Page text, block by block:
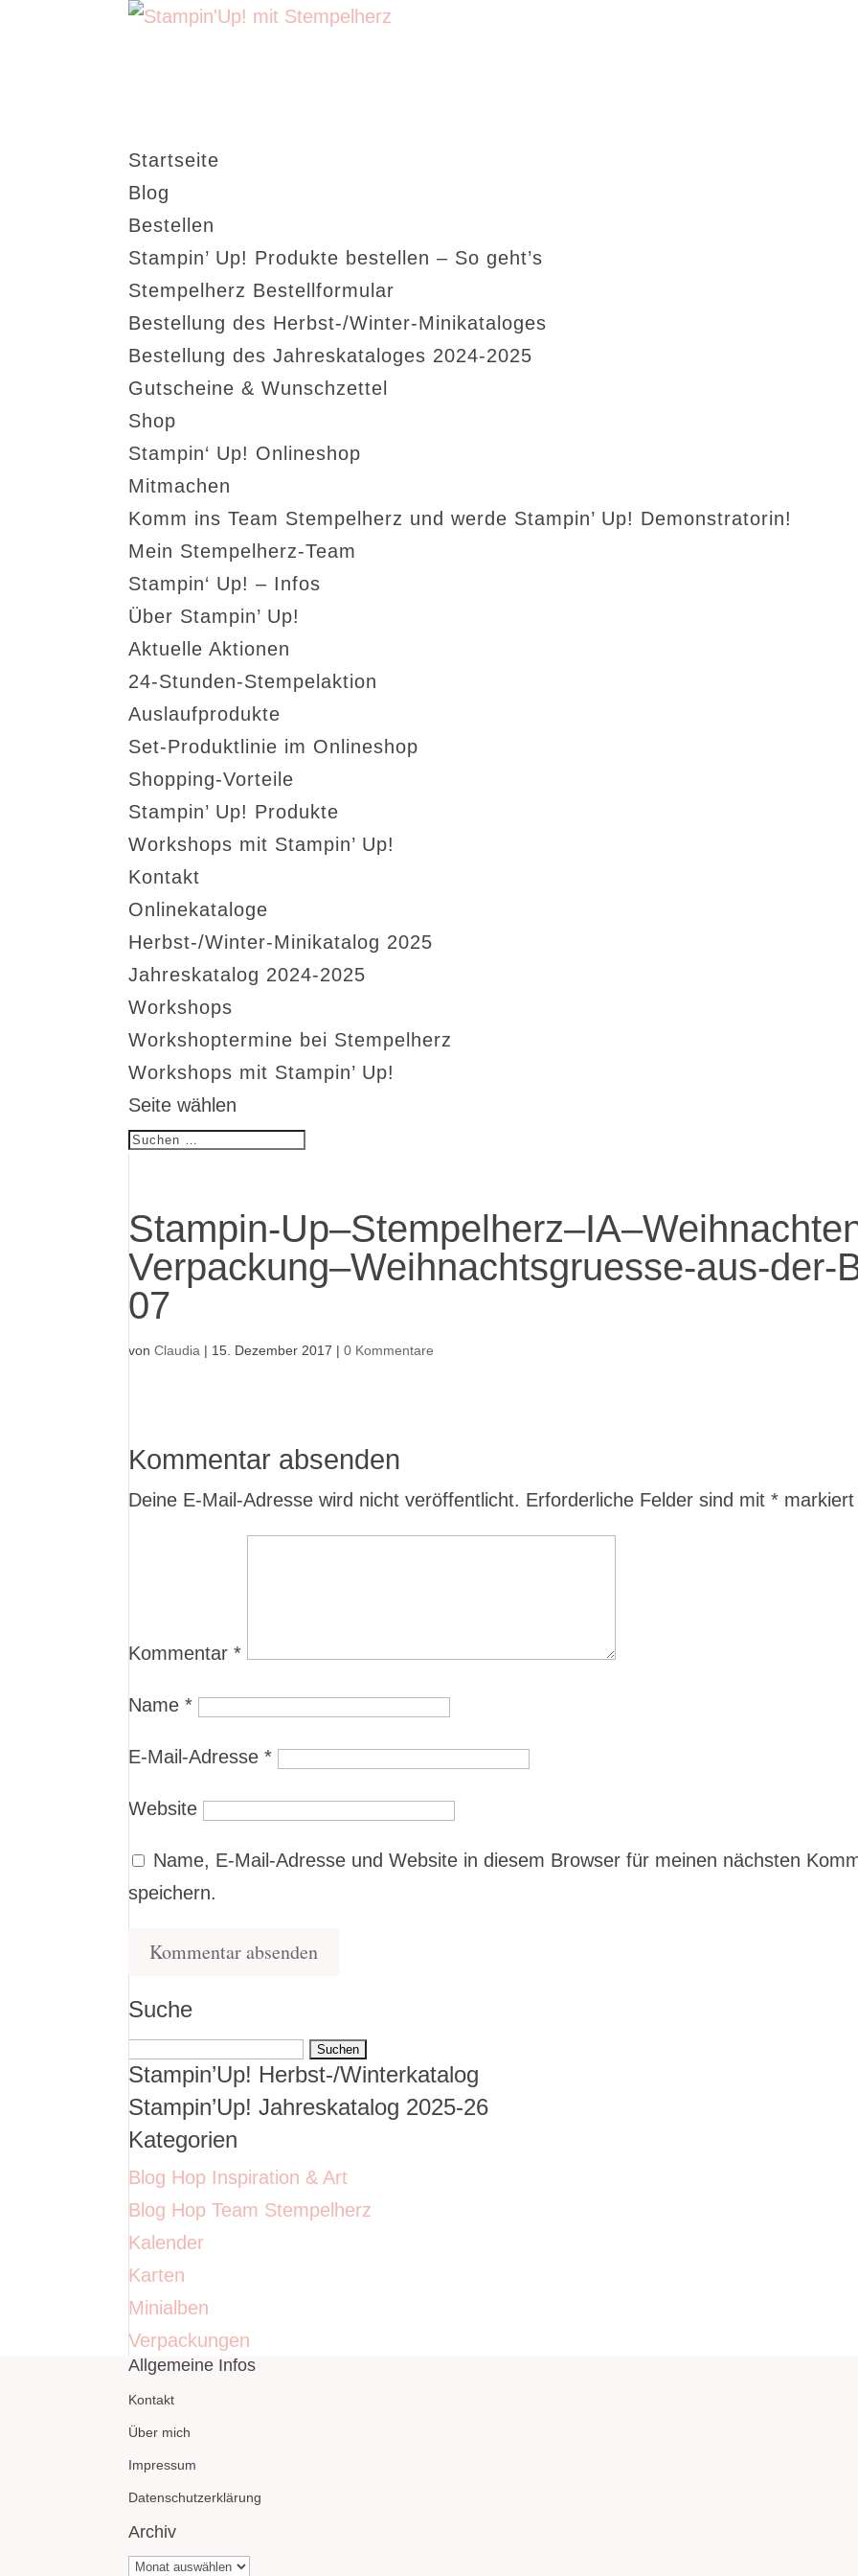
Startseite
Blog
Bestellen
Stampin’ Up! Produkte bestellen – So geht’s
Stempelherz Bestellformular
Bestellung des Herbst-/Winter-Minikataloges
Bestellung des Jahreskataloges 2024-2025
Gutscheine & Wunschzettel
Shop
Stampin‘ Up! Onlineshop
Mitmachen
Komm ins Team Stempelherz und werde Stampin’ Up! Demonstratorin!
Mein Stempelherz-Team
Stampin‘ Up! – Infos
Über Stampin’ Up!
Aktuelle Aktionen
24-Stunden-Stempelaktion
Auslaufprodukte
Set-Produktlinie im Onlineshop
Shopping-Vorteile
Stampin’ Up! Produkte
Workshops mit Stampin’ Up!
Kontakt
Onlinekataloge
Herbst-/Winter-Minikatalog 2025
Jahreskatalog 2024-2025
Workshops
Workshoptermine bei Stempelherz
Workshops mit Stampin’ Up!
Seite wählen
Stampin-
Verpackung–Weihnachtsgruesse-aus-der-
07
vonClaudia | 15. Dezember 2017 |0 Kommentare
Kommentar absenden
Deine E-Mail-Adresse wird nicht veröffentlicht. Erforderliche Felder sind mit* markiert
Kommentar*
Name*
E-Mail-Adresse*
Website
Name, E-Mail-Adresse und Website in diesem Browser für meinen nächsten
speichern.
Suche
Suchen
nach:
Stampin’Up! Herbst-/Winterkatalog
Stampin’Up! Jahreskatalog 2025-26
Kategorien
Blog Hop Inspiration & Art
Blog Hop Team Stempelherz
Kalender
Karten
Minialben
Verpackungen
Allgemeine Infos
Kontakt
Über mich
Impressum
Datenschutzerklärung
Archiv
Archiv